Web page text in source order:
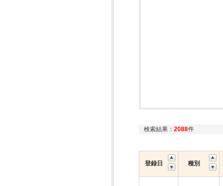
検索結果： 2088件
登録日 種別